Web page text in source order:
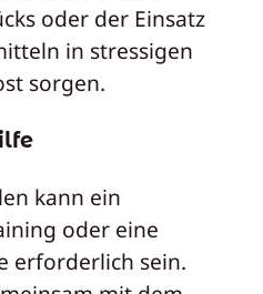
oder der Einsatz
in stressigen
sorgen.
kann ein
oder eine
erforderlich sein.